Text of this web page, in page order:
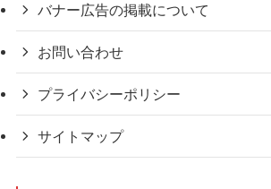
バナー広告の掲載について
お問い合わせ
プライバシーポリシー
サイトマップ